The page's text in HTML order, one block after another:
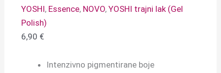
YOSHI, Essence, NOVO,YOSHI trajni lak (Gel
Polish)
6,90 €
Intenzivno pigmentirane boje